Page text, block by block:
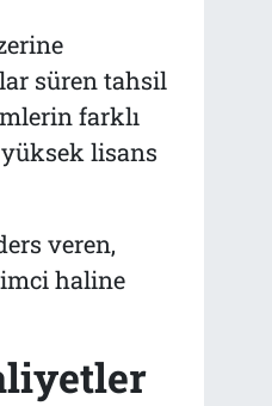
süren tahsil
farklı
lisans
veren,
haline